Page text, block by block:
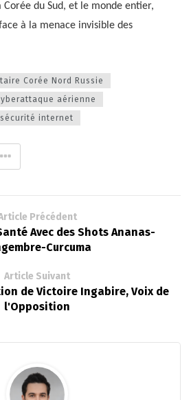
Corée du Sud, et le monde entier,
à la menace invisible des
Corée Nord Russie
aérienne
sécurité internet
Précédent
Avec des Shots Ananas-
Curcuma
Article Suivant
de Victoire Ingabire, Voix de
l'Opposition